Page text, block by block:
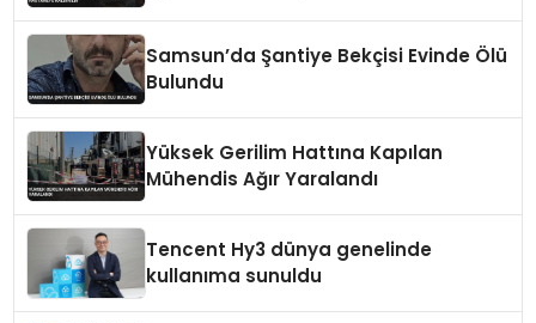
Samsun’da Şantiye Bekçisi Evinde Ölü
Bulundu
Yüksek Gerilim Hattına Kapılan
Mühendis Ağır Yaralandı
Tencent Hy3 dünya genelinde
kullanıma sunuldu